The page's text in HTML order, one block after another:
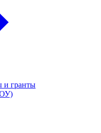
и гранты